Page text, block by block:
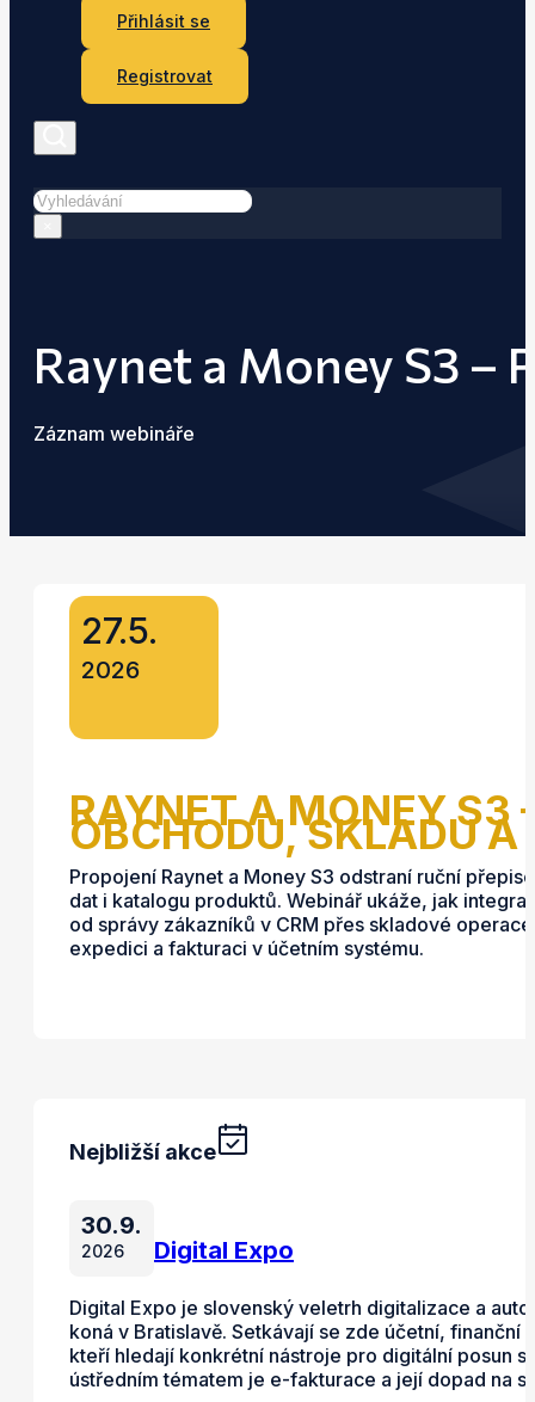
Přihlásit se
Registrovat
Hledat
Raynet a Money S3 –
Záznam webináře
27.5.
2026
RAYNET A MONEY S3
OBCHODU, SKLADU
Propojení Raynet a Money S3 odstraní ruční
dat i katalogu produktů. Webinář ukáže, jak
od správy zákazníků v CRM přes skladové
expedici a fakturaci v účetním systému.
Nejbližší akce
30.9.
2026 Digital Expo
Digital Expo je slovenský veletrh digitalizace a
koná v Bratislavě. Setkávají se zde účetní, finanční
kteří hledají konkrétní nástroje pro digitální posun
ústředním tématem je e-fakturace a její dopad na